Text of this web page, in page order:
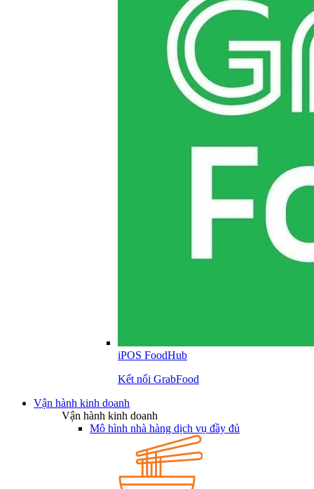
iPOS FoodHub
Kết nối GrabFood
Vận hành kinh doanh
Vận hành kinh doanh
Mô hình nhà hàng dịch vụ đầy đủ